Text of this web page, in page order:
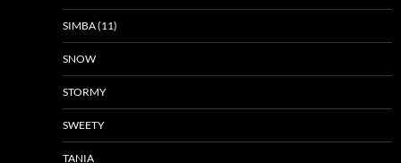
SIMBA (11)
SNOW
STORMY
SWEETY
TANIA